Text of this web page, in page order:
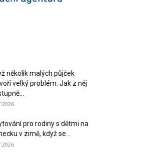
několik malých půjček
velký problém. Jak z něj
pro rodiny s dětmi na
v zimě, když se...